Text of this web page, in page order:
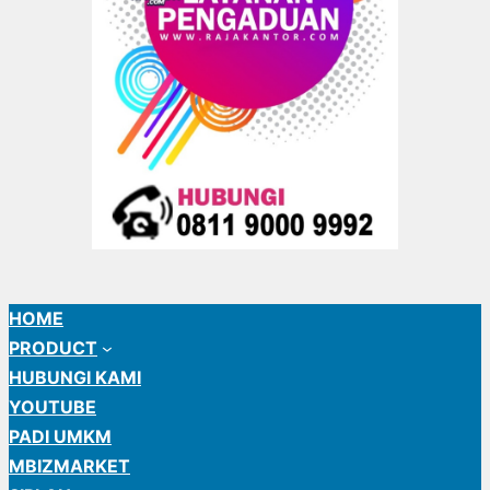
HOME
PRODUCT
HUBUNGI KAMI
YOUTUBE
PADI UMKM
MBIZMARKET